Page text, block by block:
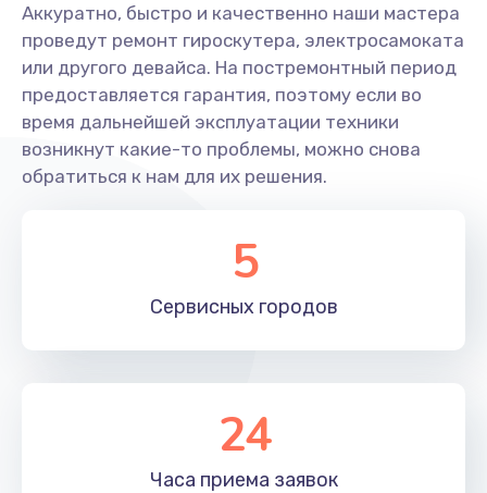
400 руб.
Заказать
Аккуратно, быстро и качественно наши мастера
проведут ремонт гироскутера, электросамоката
или другого девайса. На постремонтный период
предоставляется гарантия, поэтому если во
время дальнейшей эксплуатации техники
возникнут какие-то проблемы, можно снова
обратиться к нам для их решения.
5
Сервисных городов
24
Часа приема заявок